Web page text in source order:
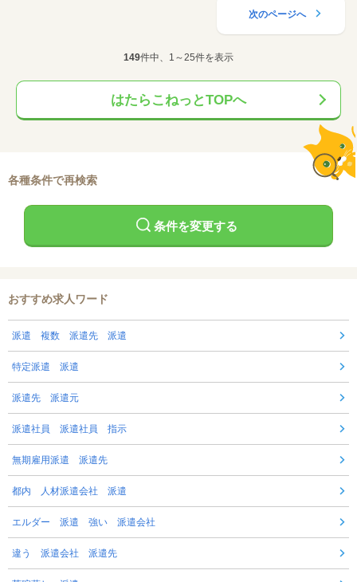
次のページへ
149件中、1～25件を表示
はたらこねっとTOPへ
各種条件で再検索
条件を変更する
おすすめ求人ワード
派遣 複数 派遣先 派遣
特定派遣 派遣
派遣先 派遣元
派遣社員 派遣社員 指示
無期雇用派遣 派遣先
都内 人材派遣会社 派遣
エルダー 派遣 強い 派遣会社
違う 派遣会社 派遣先